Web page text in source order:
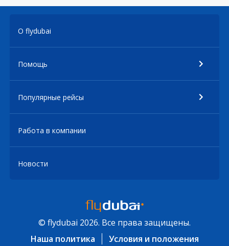
О flydubai
Помощь
Популярные рейсы
Работа в компании
Новости
© flydubai 2026. Все права защищены.
Наша политика
Условия и положения